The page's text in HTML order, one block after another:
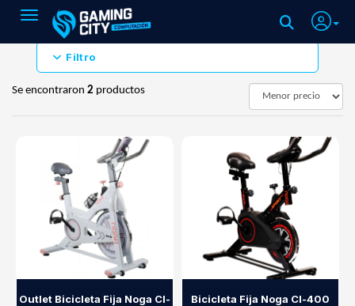
Toggle navigation
Filtro
Se encontraron 2 productos
Outlet Bicicleta Fija Noga Cl-
Bicicleta Fija Noga Cl-400